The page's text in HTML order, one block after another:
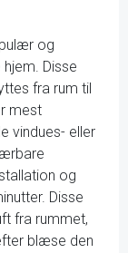
og
Disse
fra rum til
mest
vindues- eller
og
Disse
fra rummet,
blæse den